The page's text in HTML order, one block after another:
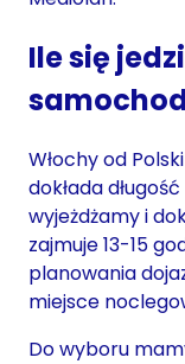
Ile się
Włochy od
dokłada
wyjeżdżamy i
zajmuje 13-15
planowania
miejsce
Do wyboru